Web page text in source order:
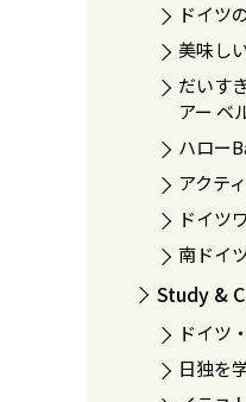
ドイツ
美味し
だいす
アー ベ
ハロー
アクテ
ドイツ
南ドイ
Study &
ドイツ
日独を